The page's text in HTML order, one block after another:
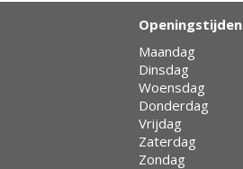
Openingstijden
Maandag
Dinsdag
Woensdag
Donderdag
Vrijdag
Zaterdag
Zondag